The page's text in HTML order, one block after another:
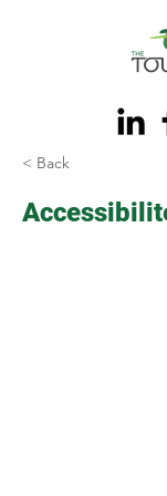
< Back